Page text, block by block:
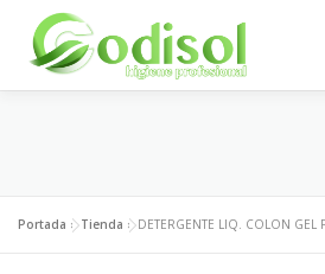
contenido
ÁREA CLIENTES CONTACTO
Portada »Tienda »DETERGENTE LIQ. COLON GEL